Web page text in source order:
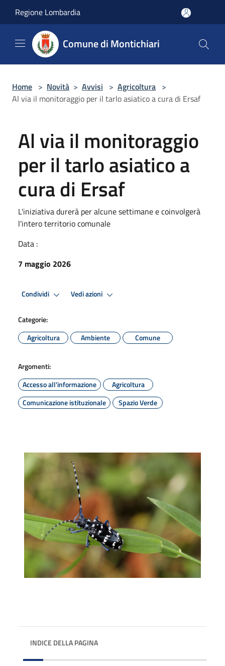
Regione Lombardia
Comune di Montichiari
Home > Novità > Avvisi > Agricoltura >
Al via il monitoraggio per il tarlo asiatico a cura di Ersaf
Al via il monitoraggio
per il tarlo asiatico a
cura di Ersaf
L'iniziativa durerà per alcune settimane e coinvolgerà
l'intero territorio comunale
Data :
7 maggio 2026
Condividi Vedi azioni
Categorie:
Agricoltura
Ambiente Comune
Argomenti:
Accesso all'informazione
Agricoltura
Comunicazione istituzionale
Spazio Verde
INDICE DELLA PAGINA